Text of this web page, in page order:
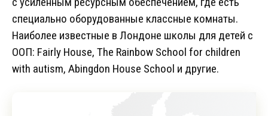
специально оборудованные классные комнаты.
Наиболее известные в Лондоне школы для детей с
ООП: Fairly House, The Rainbow School for children
with autism, Аbingdon House School и другие.